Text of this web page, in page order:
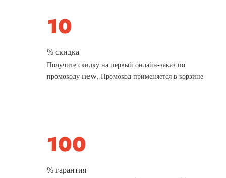
% скидка
Получите скидку на первый онлайн-заказ по
промокодуnew. Промокод применяется в корзине
% гарантия